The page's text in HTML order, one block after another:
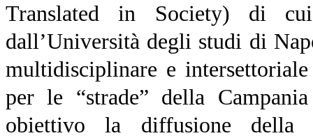
Translated in Society) di
dall’Università degli studi di
multidisciplinare e
per le “strade” della
obiettivo la diffusione della